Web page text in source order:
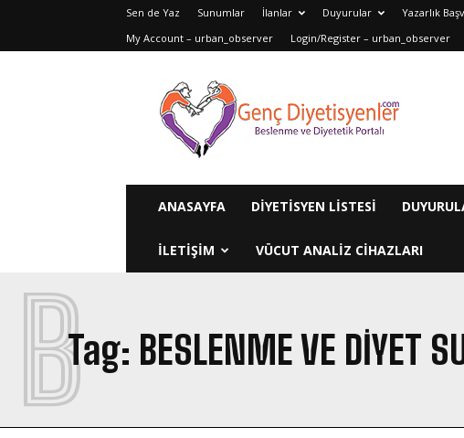
Sen de Yaz Sunumlar İlanlar Duyurular Yazarlık
My Account – urban_observer
Login/Register – urban_observer
Genç
Diyetisyenler
ANASAYFA DIYETISYEN LISTESI
ILETIŞIM VÜCUT ANALIZ CIHAZLARI
Tag: BESLENME VE DIYET
B